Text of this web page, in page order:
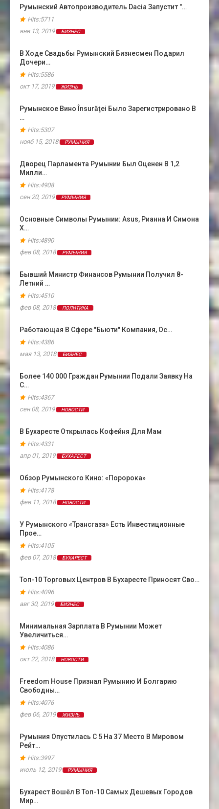
Румынский Автопроизводитель Dacia Запустит "…
Hits:5711
янв 13, 2019
БИЗНЕС
В Ходе Свадьбы Румынский Бизнесмен Подарил
Дочери…
Hits:5586
окт 17, 2019
ЖИЗНЬ
Румынское Вино Însurăţei Было Зарегистрировано В
…
Hits:5307
нояб 15, 2018
РУМЫНИЯ
Дворец Парламента Румынии Был Оценен В 1,2
Милли…
Hits:4908
сен 20, 2019
РУМЫНИЯ
Основные Символы Румынии: Asus, Рианна И Симона
Х…
Hits:4890
фев 08, 2018
РУМЫНИЯ
Бывший Министр Финансов Румынии Получил 8-
Летний …
Hits:4510
фев 08, 2018
ПОЛИТИКА
Работающая В Сфере "бьюти" Компания, Ос…
Hits:4386
мая 13, 2018
БИЗНЕС
Более 140 000 Граждан Румынии Подали Заявку На
С…
Hits:4367
сен 08, 2019
НОВОСТИ
В Бухаресте Открылась Кофейня Для Мам
Hits:4331
апр 01, 2019
БУХАРЕСТ
Обзор Румынского Кино: «Поророка»
Hits:4178
фев 11, 2018
НОВОСТИ
У Румынского «Трансгаза» Есть Инвестиционные
Прое…
Hits:4105
фев 07, 2018
БУХАРЕСТ
Топ-10 Торговых Центров В Бухаресте Приносят Сво…
Hits:4096
авг 30, 2019
БИЗНЕС
Минимальная Зарплата В Румынии Может
Увеличиться…
Hits:4086
окт 22, 2018
НОВОСТИ
Freedom House Признал Румынию И Болгарию
Свободны…
Hits:4076
фев 06, 2019
ЖИЗНЬ
Румыния Опустилась С 5 На 37 Место В Мировом
Рейт…
Hits:3997
июль 12, 2019
РУМЫНИЯ
Бухарест Вошёл В Топ-10 Самых Дешевых Городов
Мир…